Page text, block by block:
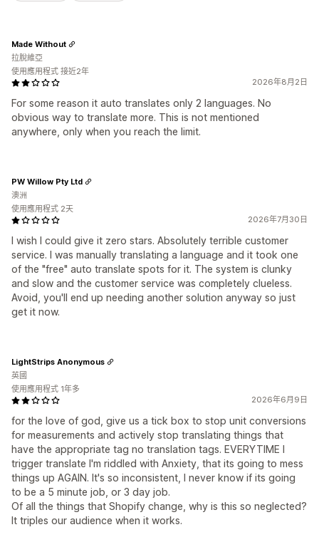
2026年8月2日
For some reason it auto translates only 2 languages. No
obvious way to translate more. This is not mentioned
anywhere, only when you reach the limit.
Made Without
拉脫維亞
使用應用程式 接近2年
2026年7月30日
I wish I could give it zero stars. Absolutely terrible customer
service. I was manually translating a language and it took one
of the "free" auto translate spots for it. The system is clunky
and slow and the customer service was completely clueless.
Avoid, you'll end up needing another solution anyway so just
get it now.
PW Willow Pty Ltd
澳洲
使用應用程式 2天
2026年6月9日
for the love of god, give us a tick box to stop unit conversions
for measurements and actively stop translating things that
have the appropriate tag no translation tags. EVERYTIME I
trigger translate I'm riddled with Anxiety, that its going to mess
things up AGAIN. It's so inconsistent, I never know if its going
to be a 5 minute job, or 3 day job.
Of all the things that Shopify change, why is this so neglected?
It triples our audience when it works.
LightStrips Anonymous
英國
使用應用程式 1年多